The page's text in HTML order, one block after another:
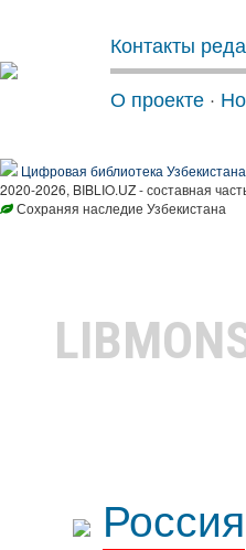
Контакты
О проекте ·
Цифровая библиотека Узбекистана
2020-2026, BIBLIO.UZ - составная
Сохраняя наследие Узбекистана
Россия